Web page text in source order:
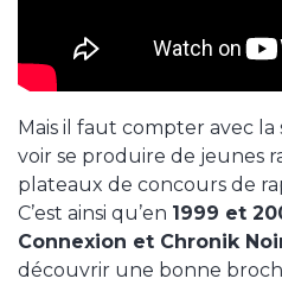
Mais il faut compter avec
voir se produire de jeunes
plateaux de concours de
C’est ainsi qu’en 1999 et
Connexion et Chronik
découvrir une bonne